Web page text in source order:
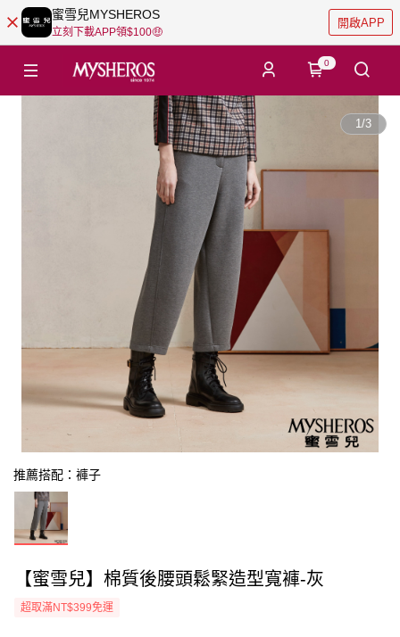
蜜雪兒MYSHEROS
立刻下載APP領$100🤑
開啟APP
0
1/3
推薦搭配：褲子
【蜜雪兒】棉質後腰頭鬆緊造型寬褲-灰
超取滿NT$399免運